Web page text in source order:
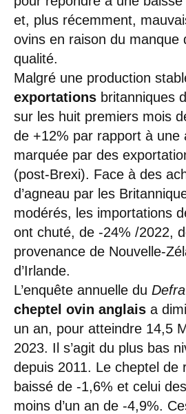
et, plus récemment,
ovins en raison du manque
qualité.
Malgré une production
exportations britanniques
sur les huit premiers mois
de +12% par rapport à une
marquée par des
(post-Brexi). Face à des
d’agneau par les
modérés, les importations
ont chuté, de -24% /2022,
provenance de Nouvelle-
d’Irlande.
L’enquête annuelle du Defra
cheptel ovin anglais a
un an, pour atteindre 14,5
2023. Il s’agit du plus bas
depuis 2011. Le cheptel de
baissé de -1,6% et celui
moins d’un an de -4,9%.